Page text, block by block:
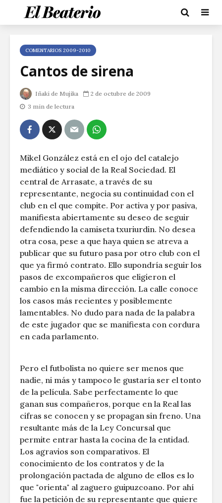
COMENTARIOS 2009-2010
Cantos de sirena
Iñaki de Mujika
2 de octubre de 2009
3 min de lectura
Mikel González está en el ojo del catalejo
mediático y social de la Real Sociedad. El
central de Arrasate, a través de su
representante, negocia su continuidad con el
club en el que compite. Por activa y por pasiva,
manifiesta abiertamente su deseo de seguir
defendiendo la camiseta txuriurdin. No desea
otra cosa, pese a que haya quien se atreva a
publicar que su futuro pasa por otro club con el
que ya firmó contrato. Ello supondría seguir los
pasos de excompañeros que eligieron el
cambio en la misma dirección. La calle conoce
los casos más recientes y posiblemente
lamentables. No dudo para nada de la palabra
de este jugador que se manifiesta con cordura
en cada parlamento.
Pero el futbolista no quiere ser menos que
nadie, ni más y tampoco le gustaría ser el tonto
de la película. Sabe perfectamente lo que
ganan sus compañeros, porque en la Real las
cifras se conocen y se propagan sin freno. Una
resultante más de la Ley Concursal que
permite entrar hasta la cocina de la entidad.
Los agravios son comparativos. El
conocimiento de los contratos y de la
prolongación pactada de alguno de ellos es lo
que "orienta" al zaguero guipuzcoano. Por ahí
fue la petición de su representante que quiere